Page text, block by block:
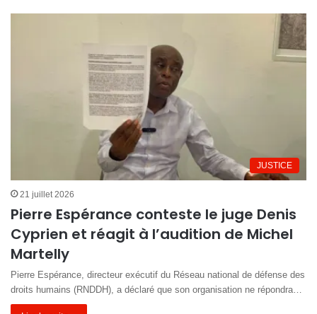
JUSTICE
21 juillet 2026
Pierre Espérance conteste le juge Denis
Cyprien et réagit à l’audition de Michel
Martelly
Pierre Espérance, directeur exécutif du Réseau national de défense des
droits humains (RNDDH), a déclaré que son organisation ne répondra…